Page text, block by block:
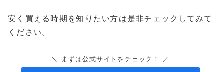
安く買える時期を知りたい方は是非チェックしてみて
ください。
＼ まずは公式サイトをチェック！ ／